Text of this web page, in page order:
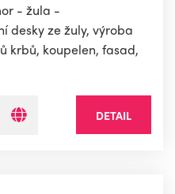
- žula -
desky ze žuly, výroba
krbů, koupelen, fasad,
DETAIL